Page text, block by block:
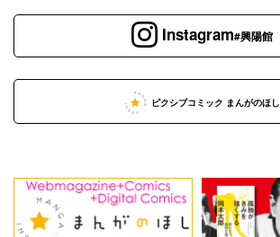
Instagram#興陽館
ピクシブコミック まんがのほし